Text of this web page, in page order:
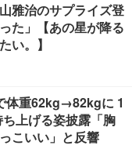
雅治のサプライズ登
た」【あの星が降る
い。】
体重62kg→82kgに 1
上げる姿披露「胸
こいい」と反響